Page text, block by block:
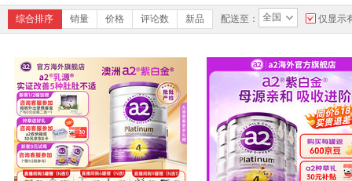
综合排序 销量 价格 评论数 新品 配送至： 全国 仅显示